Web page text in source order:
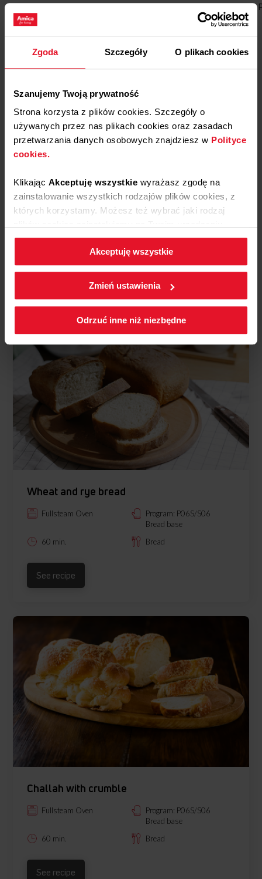
Zgoda Szczegóły O plikach cookies
Szanujemy Twoją prywatność
Strona korzysta z plików cookies. Szczegóły o
używanych przez nas plikach cookies oraz zasadach
przetwarzania danych osobowych znajdziesz w Polityce
cookies.
Klikając Akceptuję wszystkie wyrażasz zgodę na
zainstalowanie wszystkich rodzajów plików cookies, z
których korzystamy. Możesz też wybrać jaki rodzaj
klikającZmień ustawienia.
W każdej chwili możesz zmienić wybrane przez Ciebie
ustawienia plików cookies wchodząc w zakładkę
Akceptuję wszystkie
Zmień ustawienia
Odrzuć inne niż niezbędne
Bread Cakes and desserts Vege Meat Fish
Yeast buns
Air fryer
Program: Bake
Wheat and rye bread
Fullsteam Oven
Program: P06S/S06
Bread base
60 min.
Bread
See recipe
Challah with crumble
Fullsteam Oven
Program: P06S/S06
Bread base
60 min.
Bread
See recipe